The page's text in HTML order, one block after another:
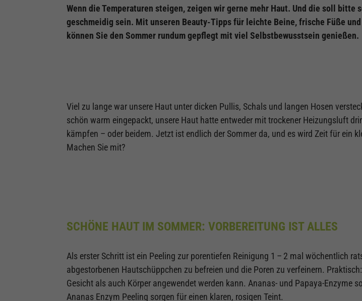
Wenn die Temperaturen steigen, zeigen wir gerne mehr Haut. Und die soll bitte
geschmeidig sein. Mit unseren Beauty-Tipps für leichte Beine, frische Füße
können Sie den Sommer rundum gepflegt mit viel Selbstbewusstsein genießen.
Viel zu lange war unsere Haut unter dicken Pullis, Schals und langen Hosen
schön warm eingepackt, unsere Haut hatte entweder mit trockener Heizungsluft
kämpfen – oder beidem. Jetzt ist endlich der Sommer da, und es wird Zeit für ein
Machen Sie mit?
SCHÖNE HAUT IM SOMMER: VORBEREITUNG IST ALLES
Als erster Schritt ist ein Peeling zur porentiefen Reinigung 1 – 2 mal wöchentlich
abgestorbenen Hautschüppchen zu befreien und die Poren zu verfeinern.
Gesicht als auch Körper angewendet werden kann. Ananas- und Papaya-Enzyme
Ananas Enzym Peeling sorgen für einen klaren, rosigen Teint.